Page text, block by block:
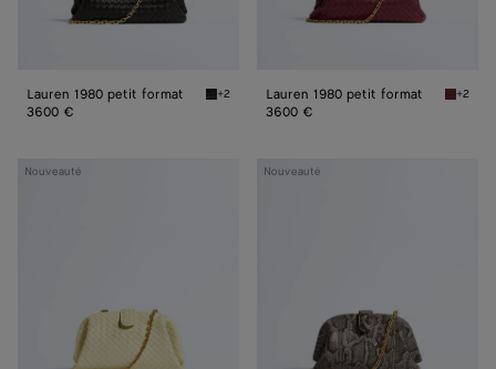
Lauren 1980 petit format Espresso Lauren 1980 petit format
+2
3600 €
Lauren 1980 petit format Lava
+2
3600 €
Nouveauté
Lauren
Nouveauté
Lauren